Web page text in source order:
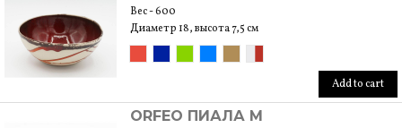
Вес - 600
Диаметр 18, высота 7,5 см
Add to cart
ORFEO ПИАЛА M